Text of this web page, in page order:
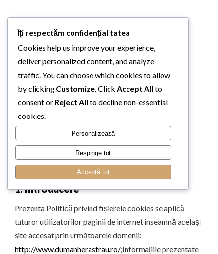
Politica
de Cookies
Politică privind fișierele cookies
Ultima actualizare: Februarie 2023
1. Introducere
Prezenta Politică privind fișierele cookies se aplică
tuturor utilizatorilor paginii de internet înseamnă același
site accesat prin următoarele domenii:
http://www.dumanherastrau.ro/;Informațiile prezentate
Îți respectăm confidențialitatea
Cookies help us improve your experience,
deliver personalized content, and analyze
traffic. You can choose which cookies to allow
by clicking Customize . Click Accept All to
consent or Reject All to decline non-essential
cookies.
Personalizează
Respinge tot
Acceptă tot